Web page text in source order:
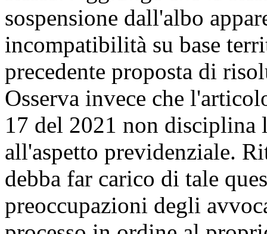
sospensione dall'albo
incompatibilità su base
precedente proposta di
Osserva invece che
17 del 2021 non disciplina
all'aspetto previdenziale.
debba far carico di tale
preoccupazioni degli